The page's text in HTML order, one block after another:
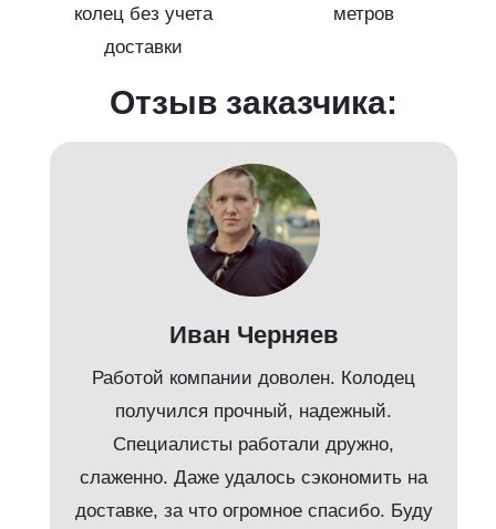
колец без учета
доставки
метров
Отзыв заказчика:
Иван Черняев
Работой компании доволен. Колодец
получился прочный, надежный.
Специалисты работали дружно,
слаженно. Даже удалось сэкономить на
доставке, за что огромное спасибо. Буду